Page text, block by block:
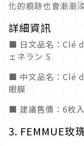
化的痕跡也會漸漸
詳細資訊
■ 日文品名：Clé
ェネラン S
■ 中文品名：Clé
眼膜
■ 建議售價：6枚
3. FEMMUE玫